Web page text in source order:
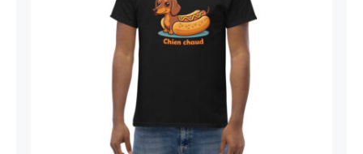
Chien chaud – Steamé 2026